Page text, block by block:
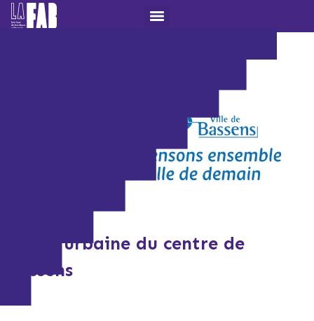
Etude urbaine du centre de
Bassens